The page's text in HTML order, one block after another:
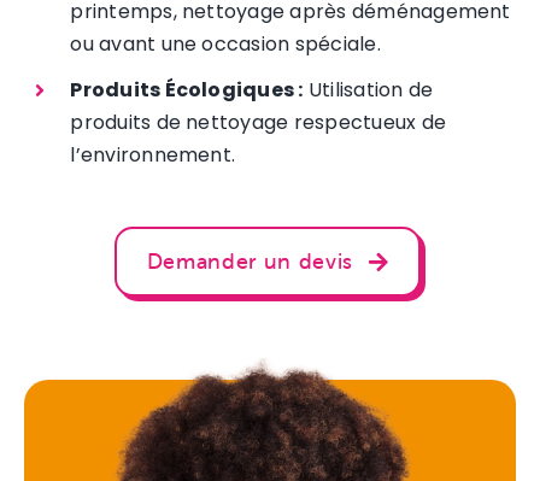
printemps, nettoyage après déménagement
ou avant une occasion spéciale.
Produits Écologiques : Utilisation de
produits de nettoyage respectueux de
l’environnement.
Demander un devis